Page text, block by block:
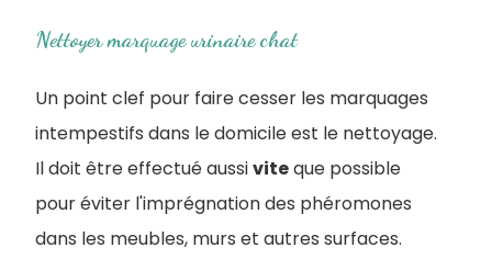
Nettoyer marquage urinaire chat
Un point clef pour faire cesser les marquages
intempestifs dans le domicile est le nettoyage.
Il doit être effectué aussiviteque possible
pour éviter l'imprégnation des phéromones
dans les meubles, murs et autres surfaces.